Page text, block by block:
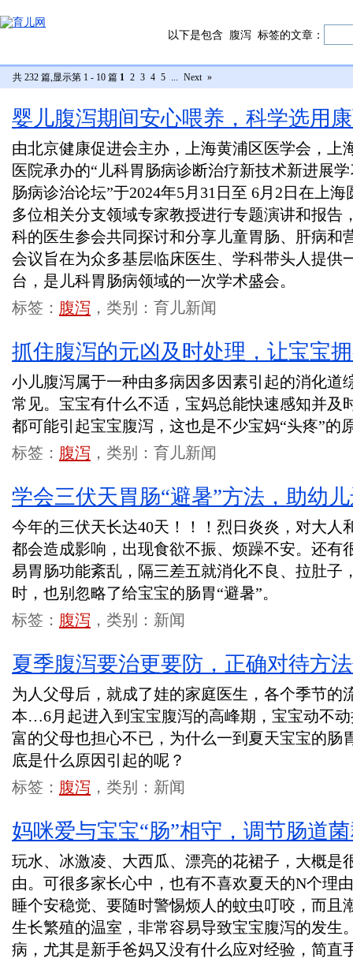
以下是包含 腹泻 标签的文章：
共 232 篇,显示第 1 - 10 篇 1 2 3 4 5 ... Next »
婴儿腹泻期间安心喂养，科学选用
由北京健康促进会主办，上海黄浦区医学会，上
医院承办的“儿科胃肠病诊断治疗新技术新进展
肠病诊治论坛”于2024年5月31日至 6月2日在上
多位相关分支领域专家教授进行专题演讲和报告
科的医生参会共同探讨和分享儿童胃肠、肝病和
会议旨在为众多基层临床医生、学科带头人提供
台，是儿科胃肠病领域的一次学术盛会。
标签： 腹泻 ，类别：育儿新闻
抓住腹泻的元凶及时处理，让宝宝
小儿腹泻属于一种由多病因多因素引起的消化道
常见。宝宝有什么不适，宝妈总能快速感知并及
都可能引起宝宝腹泻，这也是不少宝妈“头疼”的
标签： 腹泻 ，类别：育儿新闻
学会三伏天胃肠“避暑”方法，助幼
今年的三伏天长达40天！！！烈日炎炎，对大人
都会造成影响，出现食欲不振、烦躁不安。还有
易胃肠功能紊乱，隔三差五就消化不良、拉肚子
时，也别忽略了给宝宝的肠胃“避暑”。
标签： 腹泻 ，类别：新闻
夏季腹泻要治更要防，正确对待方
为人父母后，就成了娃的家庭医生，各个季节的
本…6月起进入到宝宝腹泻的高峰期，宝宝动不
富的父母也担心不已，为什么一到夏天宝宝的肠
底是什么原因引起的呢？
标签： 腹泻 ，类别：新闻
妈咪爱与宝宝“肠”相守，调节肠道
玩水、冰激凌、大西瓜、漂亮的花裙子，大概是
由。可很多家长心中，也有不喜欢夏天的N个理
睡个安稳觉、要随时警惕烦人的蚊虫叮咬，而且
生长繁殖的温室，非常容易导致宝宝腹泻的发生
病，尤其是新手爸妈又没有什么应对经验，简直